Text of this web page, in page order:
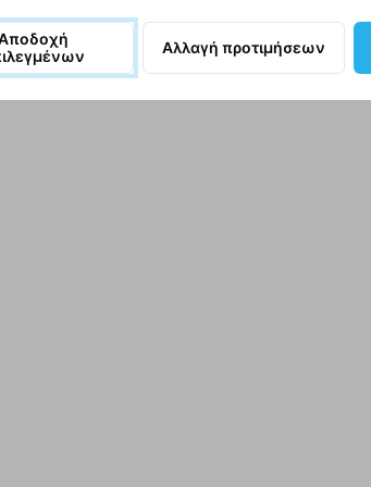
και προδιαγραφές Ποιότητα
Αλλαγή προτιμήσεων